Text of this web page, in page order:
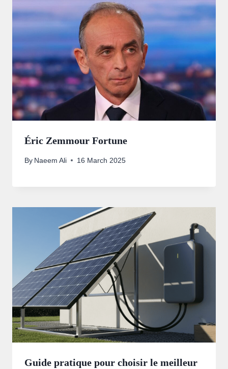
Éric Zemmour Fortune
By Naeem Ali 16 March 2025
Guide pratique pour choisir le meilleur